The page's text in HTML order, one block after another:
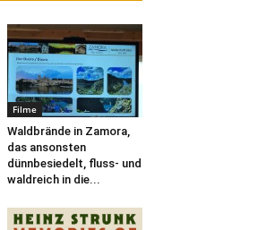
Filme
Waldbrände in Zamora,
das ansonsten
dünnbesiedelt, fluss- und
waldreich in die...